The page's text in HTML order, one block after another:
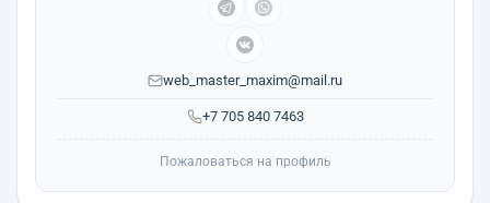
+7 705 840 7463
web_master_maxim@mail.ru
Пожаловаться на профиль